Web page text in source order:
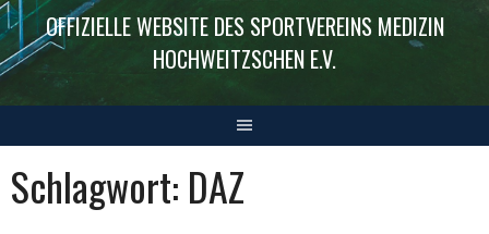
OFFIZIELLE WEBSITE DES SPORTVEREINS MEDIZIN
HOCHWEITZSCHEN E.V.
Schlagwort: DAZ